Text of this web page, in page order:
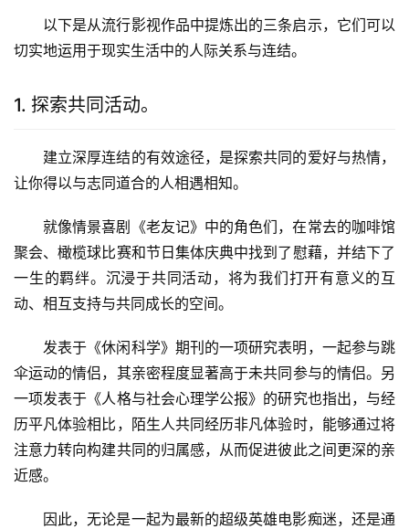
以下是从流行影视作品中提炼出的三条启示，它们可以
切实地运用于现实生活中的人际关系与连结。
1. 探索共同活动。
建立深厚连结的有效途径，是探索共同的爱好与热情，
让你得以与志同道合的人相遇相知。
就像情景喜剧《老友记》中的角色们，在常去的咖啡馆
聚会、橄榄球比赛和节日集体庆典中找到了慰藉，并结下了
一生的羁绊。沉浸于共同活动，将为我们打开有意义的互
动、相互支持与共同成长的空间。
发表于《休闲科学》期刊的一项研究表明，一起参与跳
伞运动的情侣，其亲密程度显著高于未共同参与的情侣。另
一项发表于《人格与社会心理学公报》的研究也指出，与经
历平凡体验相比，陌生人共同经历非凡体验时，能够通过将
注意力转向构建共同的归属感，从而促进彼此之间更深的亲
近感。
因此，无论是一起为最新的超级英雄电影痴迷，还是通